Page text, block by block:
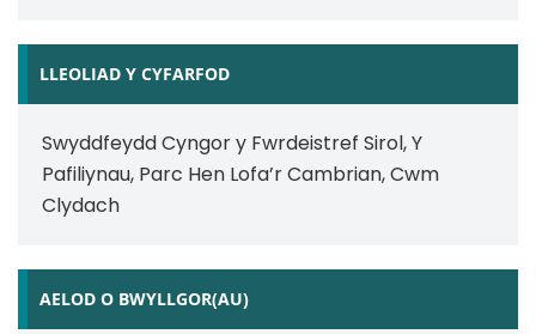
LLEOLIAD Y CYFARFOD
Swyddfeydd Cyngor y Fwrdeistref Sirol, Y
Pafiliynau, Parc Hen Lofa’r Cambrian, Cwm
Clydach
AELOD O BWYLLGOR(AU)